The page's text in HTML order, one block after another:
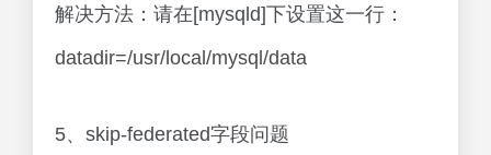
解决方法：请在[mysqld]下设置这一行：
datadir=/usr/local/mysql/data
5、skip-federated字段问题